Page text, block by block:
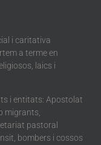
i caritativa
a terme en
laics i
i entitats: Apostolat
migrants,
pastoral
bombers i cossos